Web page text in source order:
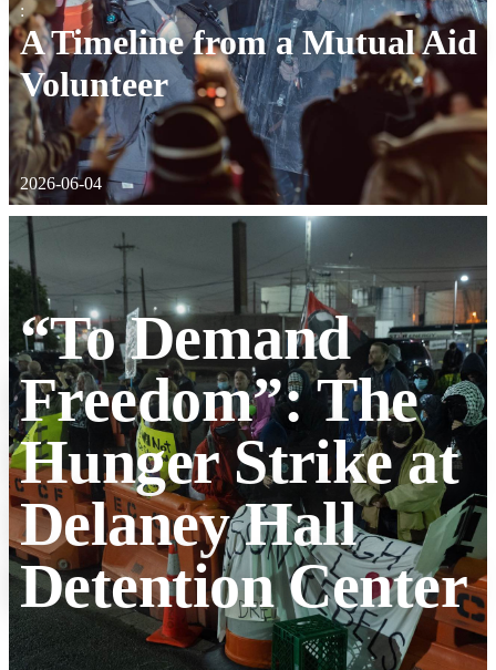
:
A Timeline from a Mutual Aid
Volunteer
2026-06-04
“To Demand
Freedom”: The
Hunger Strike at
Delaney Hall
Detention Center